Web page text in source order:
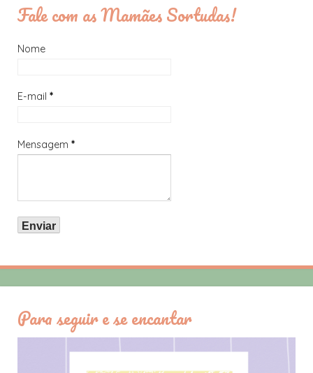
Fale com as Mamães Sortudas!
Nome
E-mail *
Mensagem *
Para seguir e se encantar